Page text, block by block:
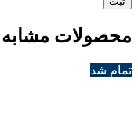
محصولات مشابه
تمام شد